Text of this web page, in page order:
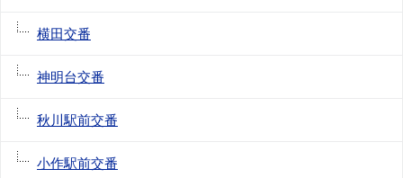
横田交番
神明台交番
秋川駅前交番
小作駅前交番